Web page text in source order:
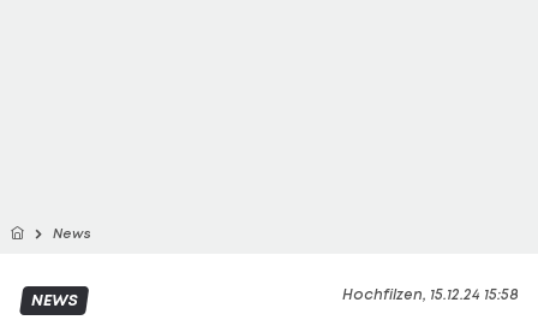
News
Hochfilzen, 15.12.24 15:58
NEWS